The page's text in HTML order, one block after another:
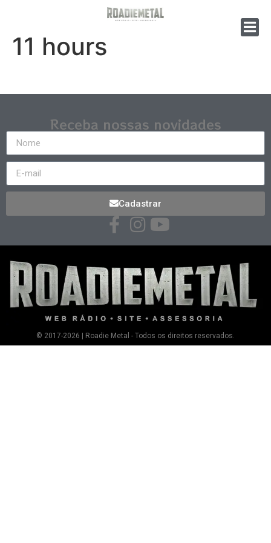
11 hours
Receba nossas novidades
Cadastrar
© 2017-2026 | Roadie Metal - Todos os direitos reservados.